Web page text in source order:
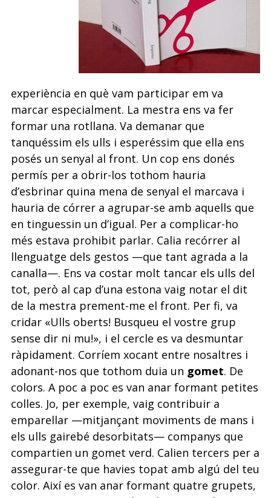
experiència en què vam participar em va
marcar especialment. La mestra ens va fer
formar una rotllana. Va demanar que
tanquéssim els ulls i esperéssim que ella ens
posés un senyal al front. Un cop ens donés
permís per a obrir-los tothom hauria
d’esbrinar quina mena de senyal el marcava i
hauria de córrer a agrupar-se amb aquells que
en tinguessin un d’igual. Per a complicar-ho
més estava prohibit parlar. Calia recórrer al
llenguatge dels gestos —que tant agrada a la
canalla—. Ens va costar molt tancar els ulls del
tot, però al cap d’una estona vaig notar el dit
de la mestra prement-me el front. Per fi, va
cridar «Ulls oberts! Busqueu el vostre grup
sense dir ni mu!», i el cercle es va desmuntar
ràpidament. Corríem xocant entre nosaltres i
adonant-nos que tothom duia un gomet. De
colors. A poc a poc es van anar formant petites
colles. Jo, per exemple, vaig contribuir a
emparellar —mitjançant moviments de mans i
els ulls gairebé desorbitats— companys que
compartien un gomet verd. Calien tercers per a
assegurar-te que havies topat amb algú del teu
color. Així es van anar formant quatre grupets,